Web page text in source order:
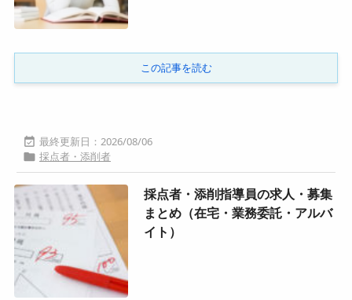
この記事を読む
 2026/08/06
 採点者・添削者
採点者・添削指導員の求人・募集
まとめ（在宅・業務委託・アルバ
イト）